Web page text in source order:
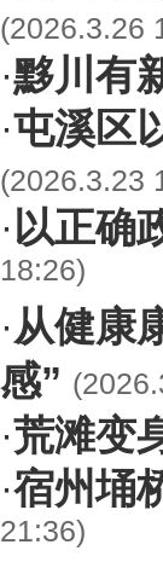
(2026.3.26
·黟川有
·屯溪区
(2026.3.23
·以正确
18:26)
·从健康
感”
·荒滩变
·宿州埇
21:36)